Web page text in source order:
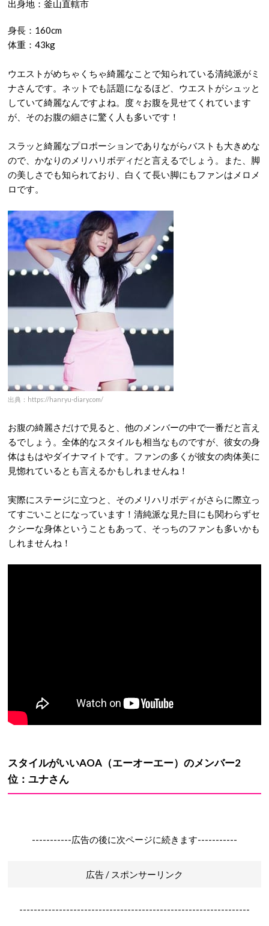
出身地：釜山直轄市
身長：160cm
体重：43kg
ウエストがめちゃくちゃ綺麗なことで知られている清純派がミ
ナさんです。ネットでも話題になるほど、ウエストがシュッと
していて綺麗なんですよね。度々お腹を見せてくれています
が、そのお腹の細さに驚く人も多いです！
スラッと綺麗なプロポーションでありながらバストも大きめな
ので、かなりのメリハリボディだと言えるでしょう。また、脚
の美しさでも知られており、白くて長い脚にもファンはメロメ
ロです。
出典：https://hanryu-diary.com/
お腹の綺麗さだけで見ると、他のメンバーの中で一番だと言え
るでしょう。全体的なスタイルも相当なものですが、彼女の身
体はもはやダイナマイトです。ファンの多くが彼女の肉体美に
見惚れているとも言えるかもしれませんね！
実際にステージに立つと、そのメリハリボディがさらに際立っ
てすごいことになっています！清純派な見た目にも関わらずセ
クシーな身体ということもあって、そっちのファンも多いかも
しれませんね！
スタイルがいいAOA（エーオーエー） のメンバー2
位：ユナさん
-----------広告の後に次ページに続きます-----------
広告 / スポンサーリンク
----------------------------------------------------------------